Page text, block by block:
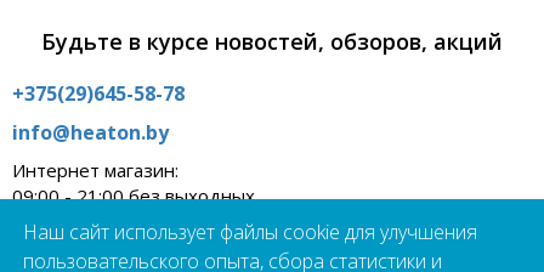
Будьте в курсе новостей, обзоров, акций
+375(29)645-58-78
info@heaton.by
Интернет магазин:
09:00 - 21:00 без выходных
Шоурум:
09:00 - 19:00 пн - пт
Наш сайт использует файлы cookie для улучшения
пользовательского опыта, сбора статистики и